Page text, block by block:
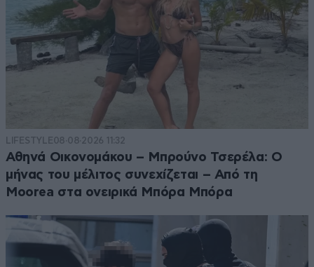
LIFESTYLE08·08·2026 11:32
Αθηνά Οικονομάκου – Μπρούνο Τσερέλα: Ο
μήνας του μέλιτος συνεχίζεται – Από τη
Moorea στα ονειρικά Μπόρα Μπόρα